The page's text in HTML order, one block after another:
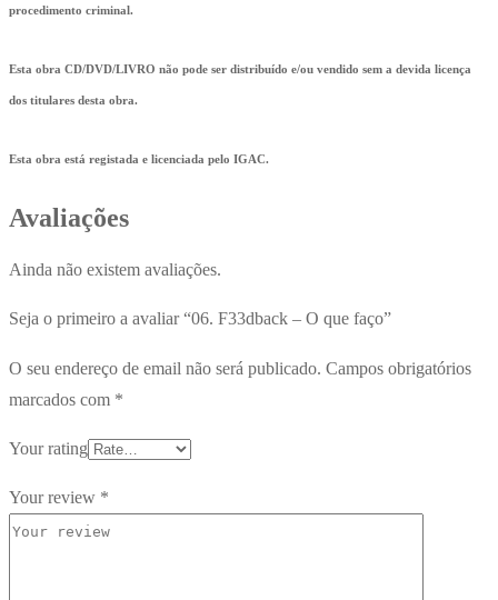
procedimento criminal.
Esta obra CD/DVD/LIVRO não pode ser distribuído e/ou vendido sem a devida licença
dos titulares desta obra.
Esta obra está registada e licenciada pelo IGAC.
Avaliações
Ainda não existem avaliações.
Seja o primeiro a avaliar “06. F33dback – O que faço”
O seu endereço de email não será publicado. Campos obrigatórios
marcados com *
Your rating
Your review *